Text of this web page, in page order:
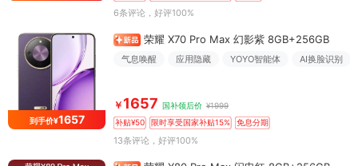
6条评论 ，好评100%
到手价¥1657
荣耀 X70 Pro Max 幻影紫 8GB+256GB
气息唤醒 应用隐藏 YOYO智能体 AI换脸识别
￥ 1657 国补领后价 ¥1999
补贴¥50
限时享受国家补贴15% 免息分期
13条评论 ，好评100%